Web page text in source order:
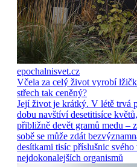
epochalnisvet.cz
Včela za celý život vyrobí
střech tak ceněný?
Její život je krátký. V létě trvá
dobu navštíví desetitisíce
přibližně devět gramů medu –
sobě se může zdát
desítkami tisíc příslušnic
nejdokonalejších organismů